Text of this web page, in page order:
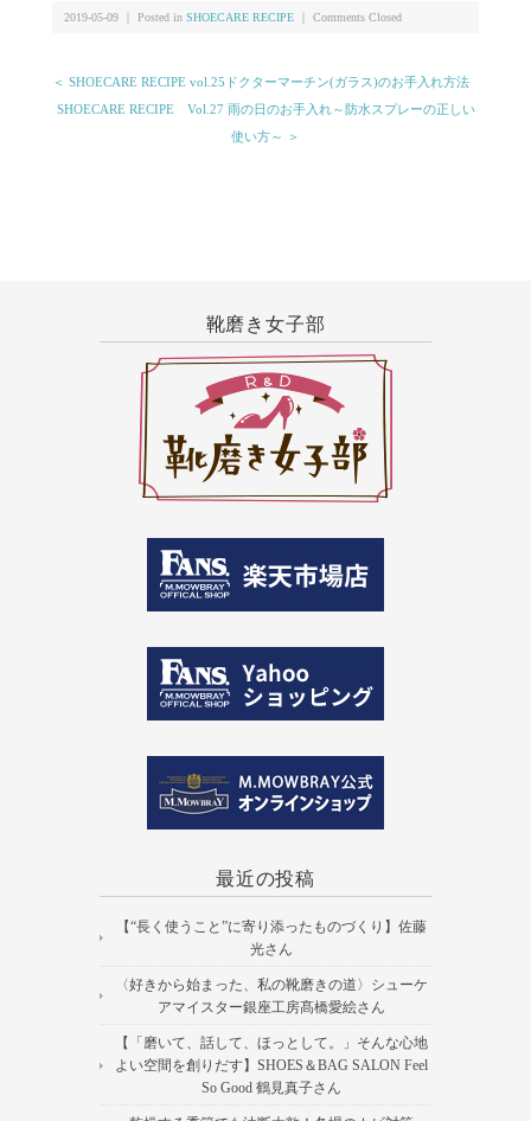
2019-05-09 ｜ Posted in SHOECARE RECIPE Comments Closed
＜ SHOECARE RECIPE vol.25ドクターマーチン(ガラス)のお手入れ方法
SHOECARE RECIPE Vol.27 雨の日のお手入れ～防水スプレーの正しい
使い方～ ＞
靴磨き女子部
最近の投稿
【“長く使うこと”に寄り添ったものづくり】佐藤
光さん
〈好きから始まった、私の靴磨きの道〉シューケ
アマイスター銀座工房髙橋愛絵さん
【「磨いて、話して、ほっとして。」そんな心地
よい空間を創りだす】SHOES＆BAG SALON Feel
So Good 鶴見真子さん